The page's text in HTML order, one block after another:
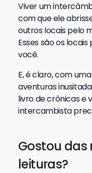
Viver um
com que ele
outros locais pelo
Esses são os
você.
E, é claro, com
aventuras
livro de crônicas e
intercambista
Gostou das
leituras?